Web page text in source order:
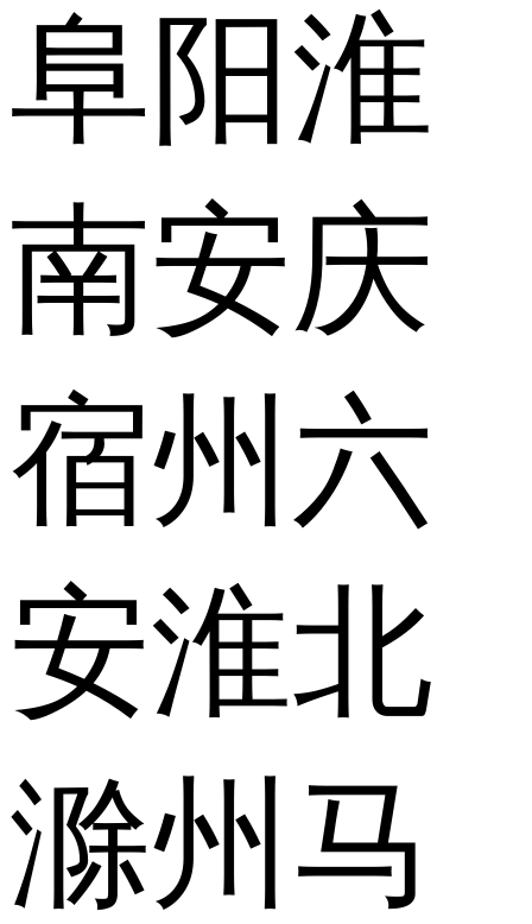
阜阳淮
南安庆
宿州 六
安淮北
滁州 马